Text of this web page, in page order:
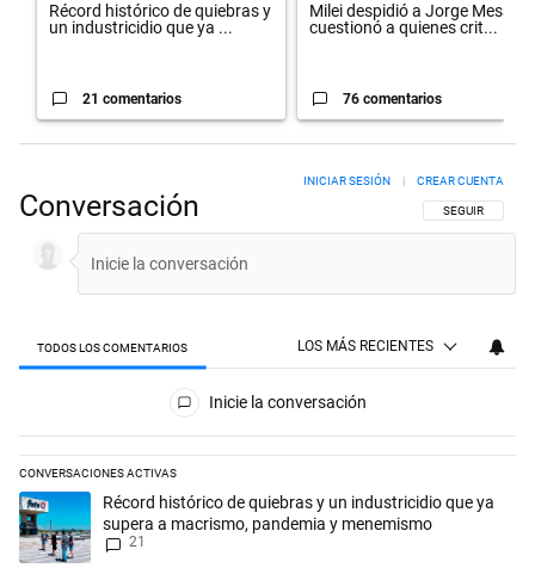
Récord histórico de quiebras y
un industricidio que ya ...
21 comentarios
Milei despidió a Jorge Messi y
cuestionó a quienes crit...
76 comentarios
Conversación SIGA ESTA
SEGUIR
INICIAR SESIÓN | CREAR CUENTA
TODOS LOS COMENTARIOS LOS MÁS RECIENTES
Todos los comentarios
Inicie la conversación
CONVERSACIONES ACTIVAS
Este listado muestra los artículos con más comentarios en los
Un artículo de tendencia con el título "Récord histórico de quiebras y
Récord histórico de quiebras y un industricidio que ya
supera a macrismo, pandemia y menemismo
21